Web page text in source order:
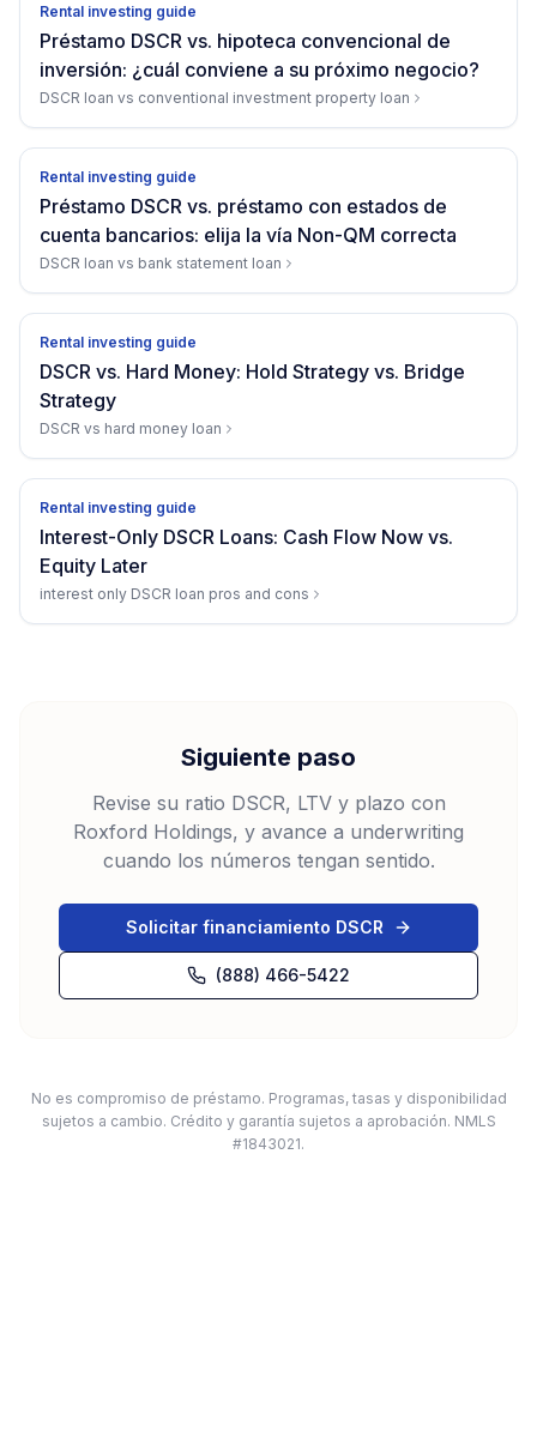
Rental investing guide
Préstamo DSCR vs. hipoteca convencional de
inversión: ¿cuál conviene a su próximo negocio?
DSCR loan vs conventional investment property loan
Rental investing guide
Préstamo DSCR vs. préstamo con estados de
cuenta bancarios: elija la vía Non-QM correcta
DSCR loan vs bank statement loan
Rental investing guide
DSCR vs. Hard Money: Hold Strategy vs. Bridge
Strategy
DSCR vs hard money loan
Rental investing guide
Interest-Only DSCR Loans: Cash Flow Now vs.
Equity Later
interest only DSCR loan pros and cons
Siguiente paso
Revise su ratio DSCR, LTV y plazo con
Roxford Holdings, y avance a underwriting
cuando los números tengan sentido.
Solicitar financiamiento DSCR
(888) 466-5422
No es compromiso de préstamo. Programas, tasas y disponibilidad
sujetos a cambio. Crédito y garantía sujetos a aprobación. NMLS
#1843021.